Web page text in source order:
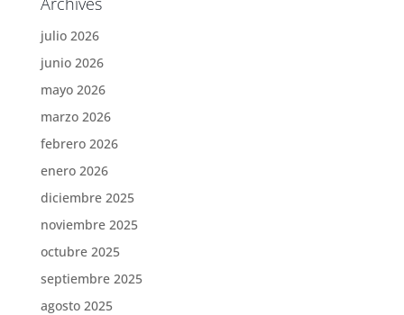
julio 2026
junio 2026
mayo 2026
marzo 2026
febrero 2026
enero 2026
diciembre 2025
noviembre 2025
octubre 2025
septiembre 2025
agosto 2025